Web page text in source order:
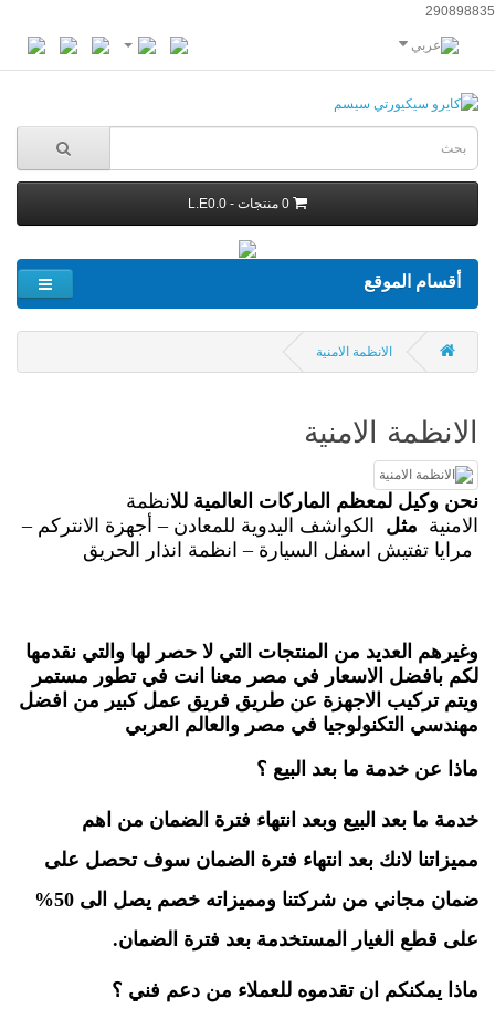
290898835
0 منتجات - L.E0.0
أقسام الموقع
الانظمة الامنية
الانظمة الامنية
نحن وكيل لمعظم الماركات العالمية للانظمة
الامنية مثل الكواشف اليدوية للمعادن – أجهزة الانتركم –
مرايا تفتيش اسفل السيارة – انظمة انذار الحريق
وغيرهم العديد من المنتجات التي لا حصر لها والتي نقدمها
لكم بافضل الاسعار في مصر معنا انت في تطور مستمر
ويتم تركيب الاجهزة عن طريق فريق عمل كبير من افضل
مهندسي التكنولوجيا في مصر والعالم العربي
ماذا عن خدمة ما بعد البيع ؟
خدمة ما بعد البيع وبعد انتهاء فترة الضمان من اهم
مميزاتنا لانك بعد انتهاء فترة الضمان سوف تحصل على
ضمان مجاني من شركتنا ومميزاته خصم يصل الى 50%
على قطع الغيار المستخدمة بعد فترة الضمان.
ماذا يمكنكم ان تقدموه للعملاء من دعم فني ؟